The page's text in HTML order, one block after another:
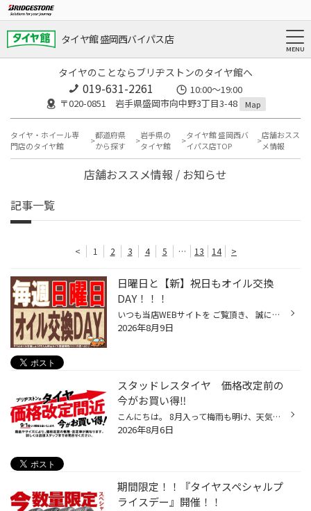
タイヤ館 盛岡西バイパス店
タイヤのことならブリヂストンのタイヤ館へ
019-631-2261
10:00～19:00
〒020-0851 岩手県盛岡市向中野3丁目3-48
Map
タイヤ・ホイール専
門店のタイヤ館
都道府県
から探す
岩手県の
タイヤ館
タイヤ館 盛岡西バ
イパス店TOP
店舗おスス
メ情報
店舗おススメ情報 / お知らせ
記事一覧
< 1 2 3 4 5 … 13 14 >
日曜日と【新】祝日もオイル交換
DAY！！！
いつも当店WEBサイトを ご覧頂き、 誠にありがとうございます♪ 毎週日曜日は！！ さらに、祝日も‼️ エンジンオイルがお得な 「オイル交換DAY」 で～す(^^♪ 通常よりも 安くお得にオイル交換できる チャンスですので、 ぜひお越しくださいませ♪♪
2026年8月9日
スタッドレスタイヤ 価格改定前の
今がお買い得‼️
こんにちは。 8月入って梅雨も明け、天気の良い日が続いてます。 もうすぐお盆休みもやってきます。 最大9連休のお盆休み、帰省や旅行、海、山へレジャーなど、 色んな計画を立てているかと思います。 暑い時に、もう今年の冬タイヤの事、考えている場合じゃないかと思いますが。 9月1日(火)よりブ...
2026年8月6日
期間限定！！『タイヤスペシャルプ
ライスデー』開催！！